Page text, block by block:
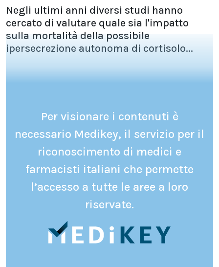
Negli ultimi anni diversi studi hanno
cercato di valutare quale sia l'impatto
sulla mortalità della possibile
ipersecrezione autonoma di cortisolo...
Per visionare i contenuti è
necessario Medikey, il servizio per il
riconoscimento di medici e
farmacisti italiani che permette
l’accesso a tutte le aree a loro
riservate.